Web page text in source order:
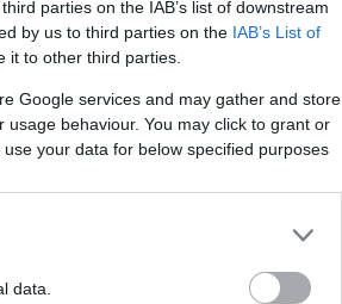
parties on the IAB’s list of downstream
by us to third parties on the IAB’s List of
it to other third parties.
Google services and may gather and store
behaviour. You may click to grant or
your data for below specified purposes
data.